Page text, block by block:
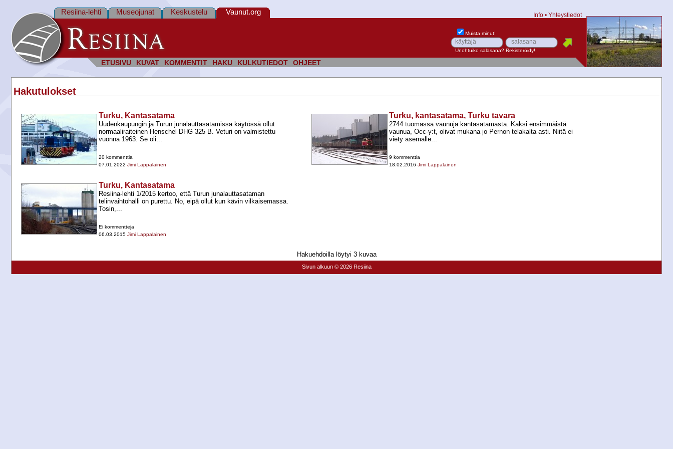
ETUSIVU KUVAT KOMMENTIT HAKU KULKUTIEDOT OHJEET
Resiina-lehti Museojunat Keskustelu Vaunut.org Info • Yhteystiedot
Muista minut!
Unohtuiko salasana? Rekisteröidy!
Hakutulokset
Turku, Kantasatama
Uudenkaupungin ja Turun junalauttasatamissa käytössä ollut
normaaliraiteinen Henschel DHG 325 B. Veturi on valmistettu
vuonna 1963. Se oli...
20 kommenttia
07.01.2022 Jimi Lappalainen
Turku, kantasatama, Turku tavara
2744 tuomassa vaunuja kantasatamasta. Kaksi ensimmäistä
vaunua, Occ-​y:t, olivat mukana jo Pernon telakalta asti. Niitä ei
viety asemalle...
9 kommenttia
18.02.2016 Jimi Lappalainen
Turku, Kantasatama
Resiina-​lehti 1/2015 kertoo, että Turun junalauttasataman
telinvaihtohalli on purettu. No, eipä ollut kun kävin vilkaisemassa.
Tosin,...
Ei kommentteja
06.03.2015 Jimi Lappalainen
Hakuehdoilla löytyi 3 kuvaa
Sivun alkuun © 2026 Resiina